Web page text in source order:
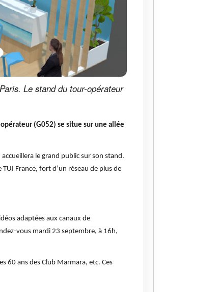
Le stand du tour-opérateur
opérateur (G052) se situe sur une allée
le grand public sur son stand.
France, fort d’un réseau de plus de
adaptées aux canaux de
vous mardi 23 septembre, à 16h,
60 ans des Club Marmara, etc. Ces